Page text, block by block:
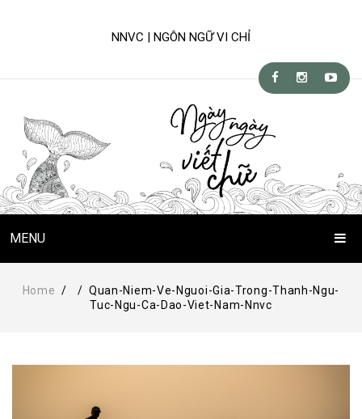
NNVC | NGÔN NGỮ VI CHỈ
MENU
Trang Chủ
Home / / Quan-Niem-Ve-Nguoi-Gia-Trong-Thanh-Ngu-
Tuc-Ngu-Ca-Dao-Viet-Nam-Nnvc